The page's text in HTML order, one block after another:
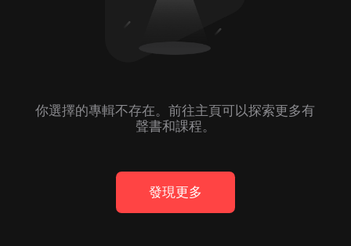
你選擇的專輯不存在。前往主頁可以探索更多有
聲書和課程。
發現更多